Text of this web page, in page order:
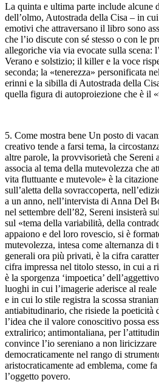
La quinta e ultima parte include alcune
dell’olmo, Autostrada della Cisa – in
emotivi che attraversano il libro sono
che l’io discute con sé stesso o con le
allegoriche via via evocate sulla scena:
Verano e solstizio; il killer e la voce
seconda; la «tenerezza» personificata
erinni e la sibilla di Autostrada della
quella figura di autoproiezione che è il
5. Come mostra bene Un posto di
creativo tende a farsi tema, la
altre parole, la provvisorietà che Sereni
associa al tema della mutevolezza che
vita fluttuante e mutevole» è la
sull’aletta della sovraccoperta,
a un anno, nell’intervista di Anna Del
nel settembre dell’82, Sereni insisterà
sul «tema della variabilità, della
appaiono e del loro rovescio, si è
mutevolezza, intesa come alternanza di
generali ora più privati, è la cifra
cifra impressa nel titolo stesso, in cui a
è la sporgenza ‘impoetica’ dell’aggettivo
luoghi in cui l’imagerie aderisce al
e in cui lo stile registra la scossa
antiabitudinario, che risiede la poeticità
l’idea che il valore conoscitivo possa
extralirico; antimontaliana, per
convince l’io sereniano a non
democraticamente nel rango di
aristocraticamente ad emblema, come
l’oggetto povero.